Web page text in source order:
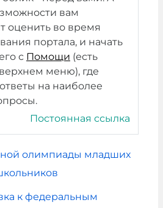
вам
оценить во время
портала, и начать
с Помощи (есть
меню), где
на наиболее
Постоянная ссылка
олимпиады младших
к федеральным